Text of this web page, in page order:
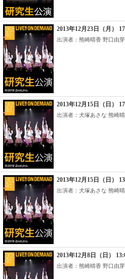
2013年12月23日（月）
出演者：熊崎晴香 野口由芽
2013年12月15日（日）
出演者：犬塚あさな 熊崎晴
2013年12月15日（日）
出演者：犬塚あさな 熊崎晴
2013年12月8日（日）
出演者：熊崎晴香 野口由芽